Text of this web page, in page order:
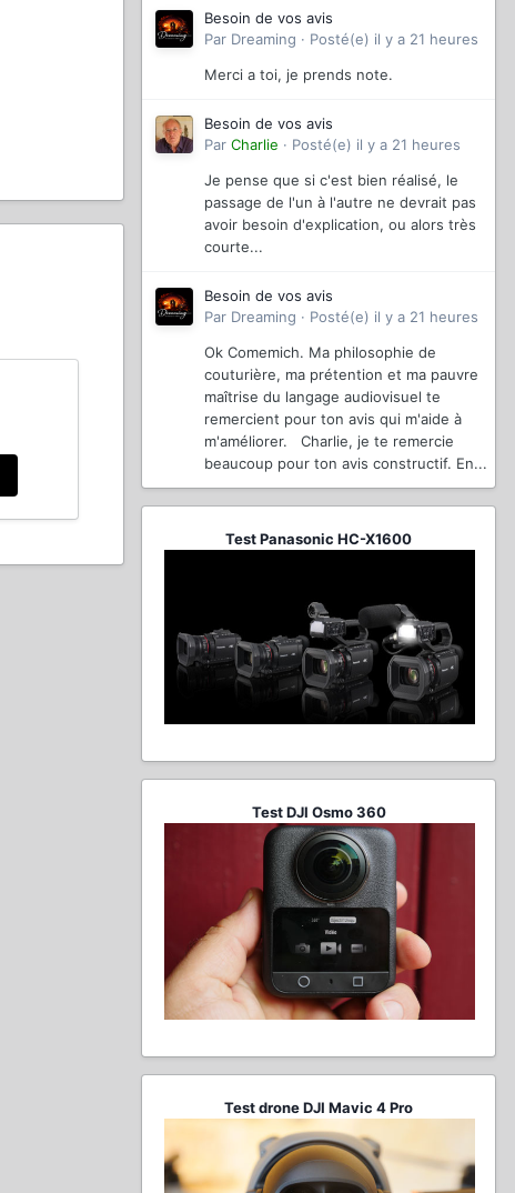
Besoin de vos avis
Par Dreaming · Posté(e) il y a 21 heures
Merci a toi, je prends note.
Besoin de vos avis
Par Charlie · Posté(e) il y a 21 heures
Je pense que si c'est bien réalisé, le
passage de l'un à l'autre ne devrait pas
avoir besoin d'explication, ou alors très
courte...
Besoin de vos avis
Par Dreaming · Posté(e) il y a 21 heures
Ok Comemich. Ma philosophie de
couturière, ma prétention et ma pauvre
maîtrise du langage audiovisuel te
remercient pour ton avis qui m'aide à
m'améliorer. Charlie, je te remercie
beaucoup pour ton avis constructif. En...
Test Panasonic HC-X1600
Test DJI Osmo 360
Test drone DJI Mavic 4 Pro